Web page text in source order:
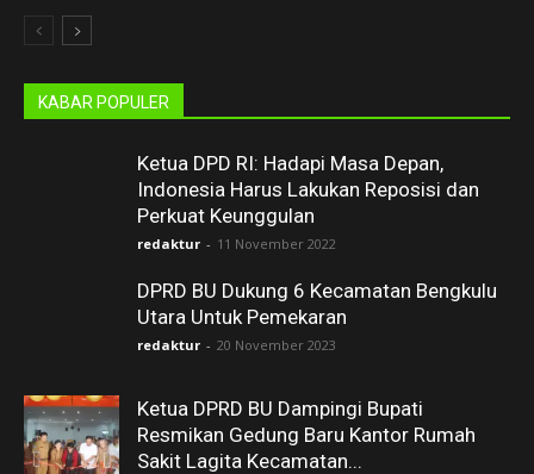
KABAR POPULER
Ketua DPD RI: Hadapi Masa Depan,
Indonesia Harus Lakukan Reposisi dan
Perkuat Keunggulan
redaktur - 11 November 2022
DPRD BU Dukung 6 Kecamatan Bengkulu
Utara Untuk Pemekaran
redaktur - 20 November 2023
Ketua DPRD BU Dampingi Bupati
Resmikan Gedung Baru Kantor Rumah
Sakit Lagita Kecamatan...